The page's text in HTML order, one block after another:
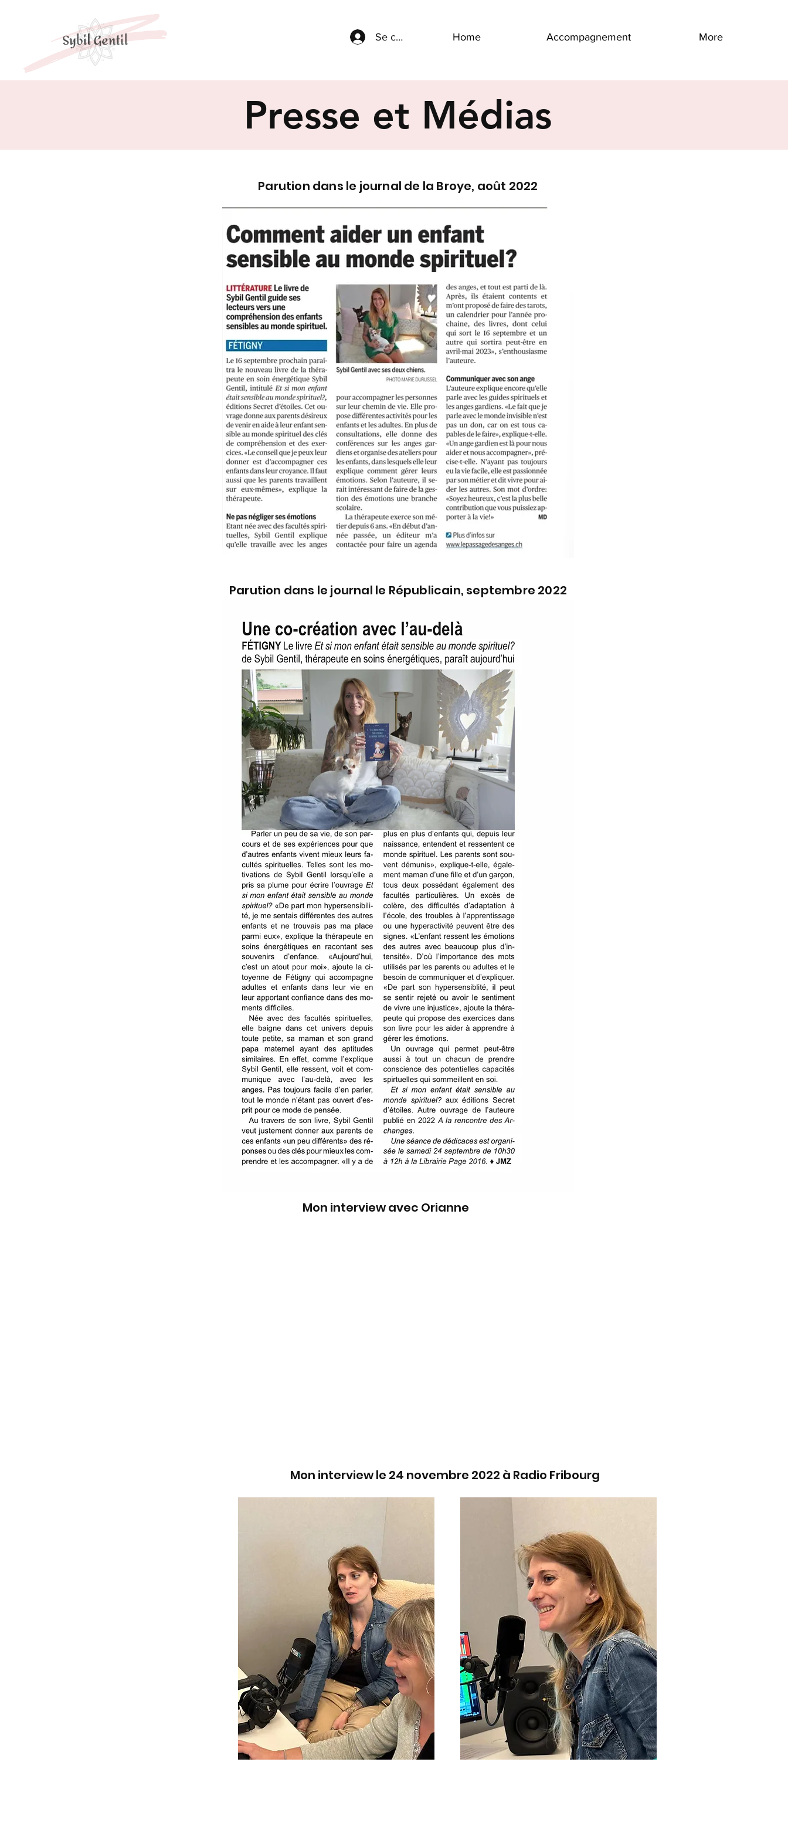
Home Accompagnement More
Se connecter
Presse et Médias
Parution dans le journal de la Broye, août 2022
Parution dans le journal le Républicain, septembre 2022
Mon interview avec Orianne
Mon interview le 24 novembre 2022 à Radio Fribourg